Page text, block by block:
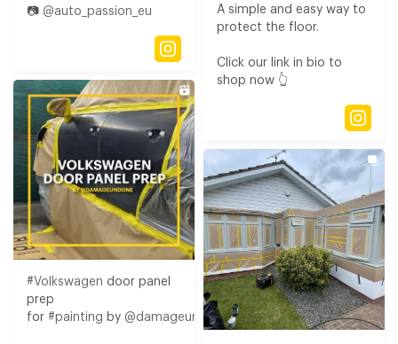
📷 @auto_passion_eu
#Volkswagen door panel
prep
for #painting by @damageundone
A simple and easy way to
protect the floor.​
Click our link in bio to
shop now 👆⁠